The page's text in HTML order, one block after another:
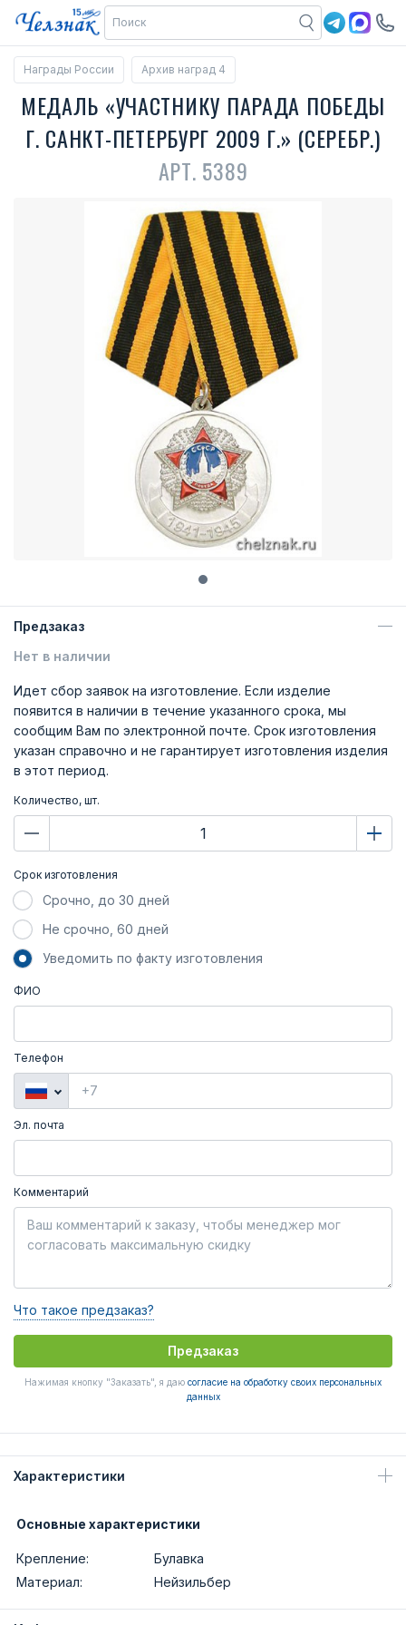
Награды России Архив наград 4
МЕДАЛЬ «УЧАСТНИКУ ПАРАДА ПОБЕДЫ
Г. САНКТ-ПЕТЕРБУРГ 2009 Г.» (СЕРЕБР.)
АРТ. 5389
Предзаказ
Нет в наличии
Идет сбор заявок на изготовление. Если изделие
появится в наличии в течение указанного срока, мы
сообщим Вам по электронной почте. Срок изготовления
указан справочно и не гарантирует изготовления изделия
в этот период.
Количество, шт.
Срок изготовления
Срочно, до 30 дней
Не срочно, 60 дней
Уведомить по факту изготовления
ФИО
Телефон
Эл. почта
Комментарий
Что такое предзаказ?
Предзаказ
Нажимая кнопку "Заказать", я даю согласие на обработку своих персональных
данных
Характеристики
Основные характеристики
Крепление:
Булавка
Материал:
Нейзильбер